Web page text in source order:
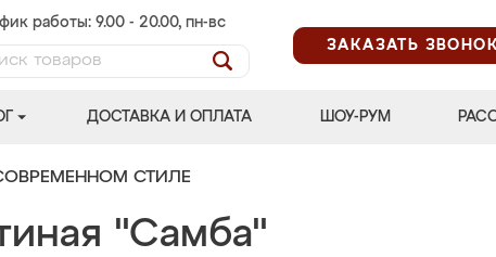
работы: 9.00 - 20.00, пн-вс
ЗАКАЗАТЬ ЗВОНОК
ДОСТАВКА И ОПЛАТА ШОУ-РУМ
СТИЛЕ
"Самба"